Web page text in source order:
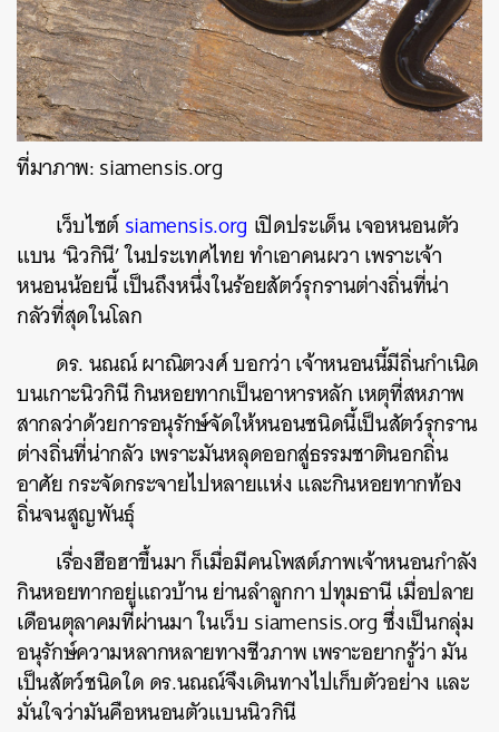
ที่มาภาพ: siamensis.org
เว็บไซต์siamensis.org เปิดประเด็น เจอหนอนตัว
แบน ‘นิวกินี’ ในประเทศไทย ทำเอาคนผวา เพราะเจ้า
หนอนน้อยนี้ เป็นถึงหนึ่งในร้อยสัตว์รุกรานต่างถิ่นที่น่า
กลัวที่สุดในโลก
ดร. นณณ์ ผาณิตวงศ์ บอกว่า เจ้าหนอนนี้มีถิ่นกำเนิด
บนเกาะนิวกินี กินหอยทากเป็นอาหารหลัก เหตุที่สหภาพ
สากลว่าด้วยการอนุรักษ์จัดให้หนอนชนิดนี้เป็นสัตว์รุกราน
ต่างถิ่นที่น่ากลัว เพราะมันหลุดออกสู่ธรรมชาตินอกถิ่น
อาศัย กระจัดกระจายไปหลายแห่ง และกินหอยทากท้อง
ถิ่นจนสูญพันธุ์
เรื่องฮือฮาขึ้นมา ก็เมื่อมีคนโพสต์ภาพเจ้าหนอนกำลัง
กินหอยทากอยู่แถวบ้าน ย่านลำลูกกา ปทุมธานี เมื่อปลาย
เดือนตุลาคมที่ผ่านมา ในเว็บ siamensis.org ซึ่งเป็นกลุ่ม
อนุรักษ์ความหลากหลายทางชีวภาพ เพราะอยากรู้ว่า มัน
เป็นสัตว์ชนิดใด ดร.นณณ์จึงเดินทางไปเก็บตัวอย่าง และ
มั่นใจว่ามันคือหนอนตัวแบนนิวกินี